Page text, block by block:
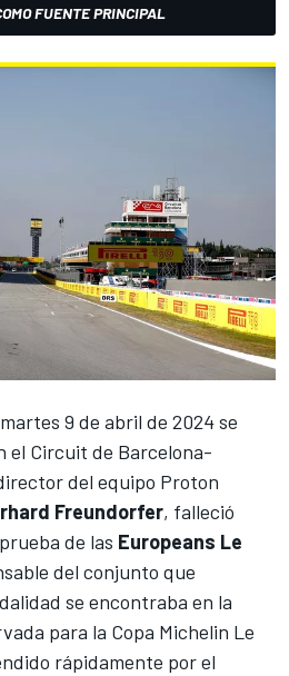
FUENTE PRINCIPAL
9 de abril de 2024 se
el Circuit de Barcelona-
del equipo Proton
Freundorfer, falleció
de las Europeans Le
del conjunto que
se encontraba en la
para la Copa Michelin Le
rápidamente por el